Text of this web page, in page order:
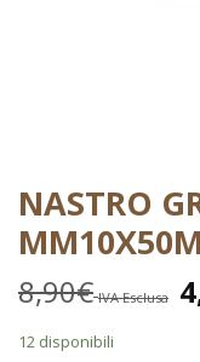
NASTRO
8,90€ IVA Esclusa
12 disponibili